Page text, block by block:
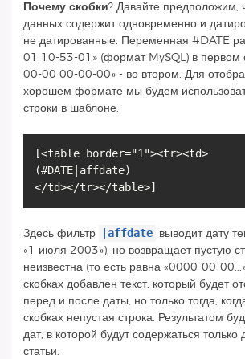
Почему скобки? Давайте предположим,
данных содержит одновременно и
не датированные. Переменная #DATE
01 10-53-01» (формат MySQL) в первом
00-00 00-00-00» - во втором. Для
хорошем формате мы будем
строки в шаблоне:
[<table border="1"><tr><td>
(#DATE|affdate)
Здесь фильтр |affdate выводит дату
«1 июля 2003»), но возвращает пустую
неизвестна (то есть равна «0000-00-
скобках добавлен текст, который будет
перед и после даты, но только тогда,
скобках непустая строка. Результатом
дат, в которой будут содержаться только
статьи.